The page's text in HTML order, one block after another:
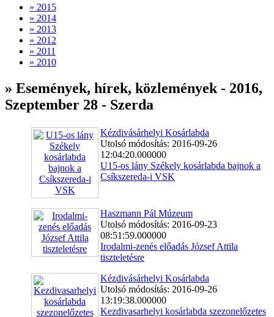
» 2015
» 2014
» 2013
» 2012
» 2011
» 2010
» Események, hírek, közlemények - 2016,
Szeptember 28 - Szerda
Kézdivásárhelyi Kosárlabda
Utolsó módosítás: 2016-09-26
12:04:20.000000
U15-os lány Székely kosárlabda bajnok a
Csíkszereda-i VSK
Haszmann Pál Múzeum
Utolsó módosítás: 2016-09-23
08:51:59.000000
Irodalmi-zenés előadás József Attila
tiszteletésre
Kézdivásárhelyi Kosárlabda
Utolsó módosítás: 2016-09-26
13:19:38.000000
Kezdivasarhelyi kosárlabda szezonelőzetes